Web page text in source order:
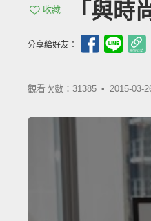
收藏 「與
分享給好友：
觀看次數：31385 • 2015-03-